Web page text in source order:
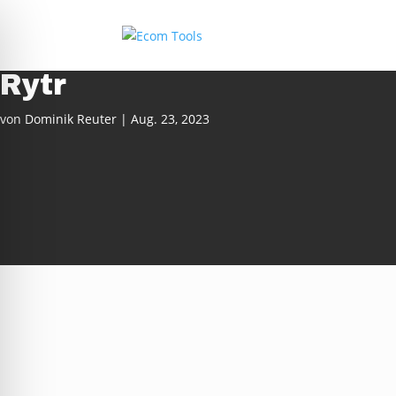
Rytr
von Dominik Reuter | Aug. 23, 2023